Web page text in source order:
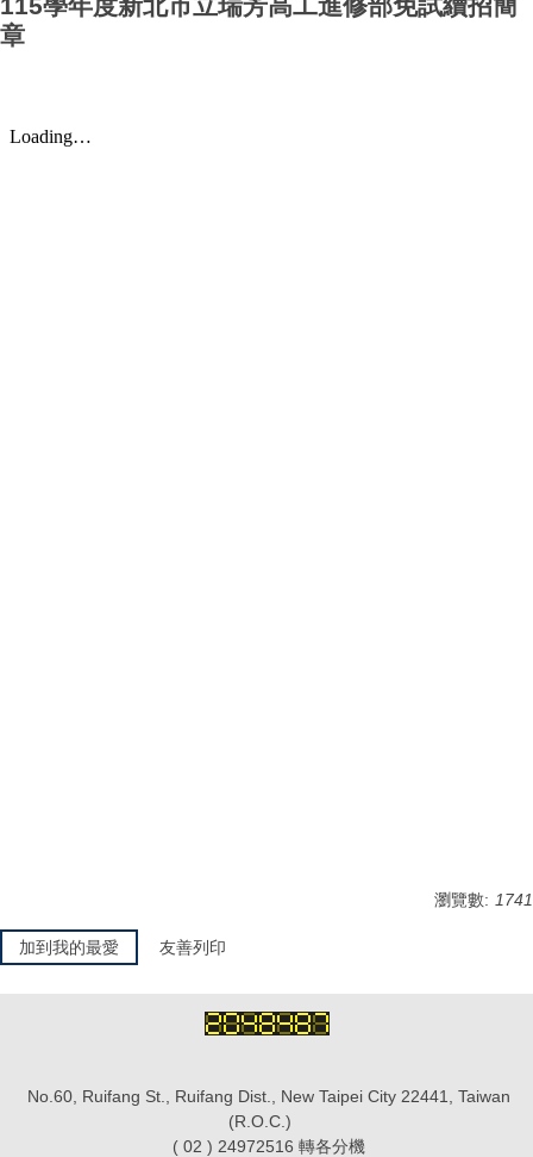
115學年度新北市立瑞芳高工進修部免試續招簡
章
瀏覽數: 1741
加到我的最愛 友善列印
No.60, Ruifang St., Ruifang Dist., New Taipei City 22441, Taiwan
(R.O.C.)
( 02 ) 24972516 轉各分機